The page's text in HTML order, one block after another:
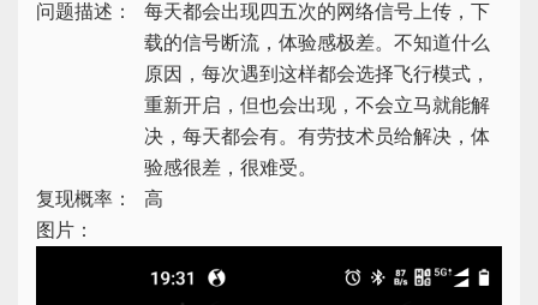
问题描述：
每天都会出现四五次的网络信号上传，下
载的信号断流，体验感极差。不知道什么
原因，每次遇到这样都会选择飞行模式，
重新开启，但也会出现，不会立马就能解
决，每天都会有。有劳技术员给解决，体
验感很差，很难受。
复现概率：
高
图片：